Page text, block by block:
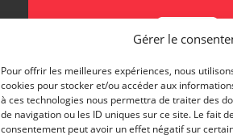
Gérer le
Pour offrir les meilleures expériences, nous
cookies pour stocker et/ou accéder aux
à ces technologies nous permettra de traiter des
de navigation ou les ID uniques sur ce site. Le fait
consentement peut avoir un effet négatif sur
TJL Class